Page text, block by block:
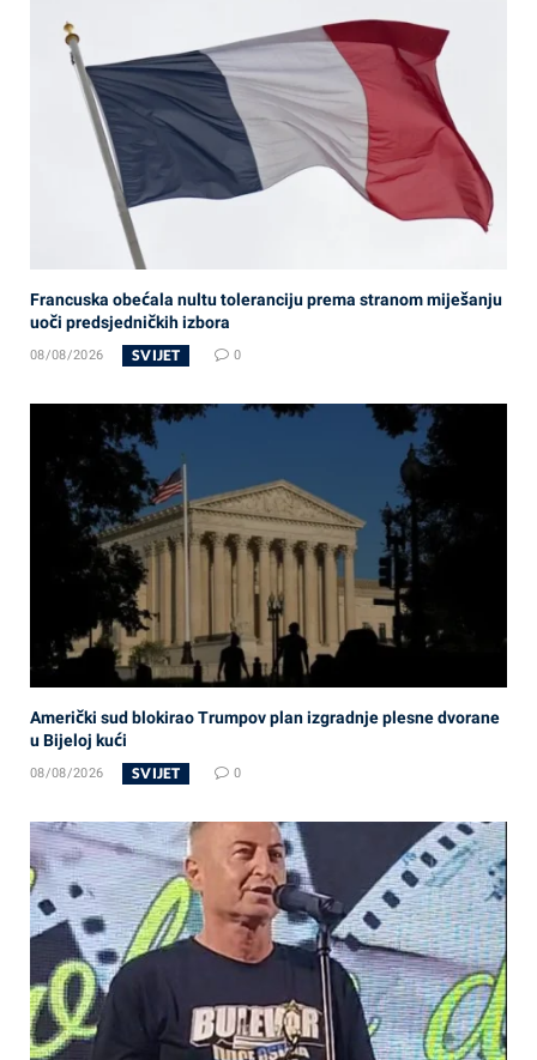
Francuska obećala nultu toleranciju prema stranom miješanju
uoči predsjedničkih izbora
08/08/2026 SVIJET 0
Američki sud blokirao Trumpov plan izgradnje plesne dvorane
u Bijeloj kući
08/08/2026 SVIJET 0